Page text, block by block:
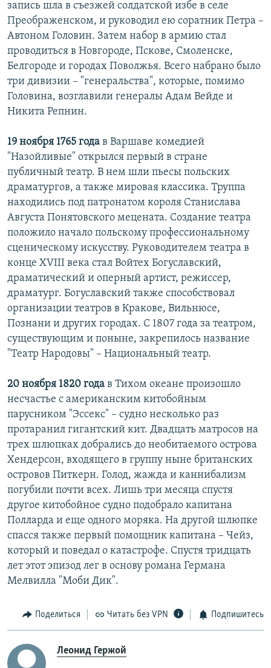
запись шла в съезжей солдатской избе в селе
Преображенском, и руководил ею соратник Петра –
Автоном Головин. Затем набор в армию стал
проводиться в Новгороде, Пскове, Смоленске,
Белгороде и городах Поволжья. Всего набрано было
три дивизии – "генеральства", которые, помимо
Головина, возглавили генералы Адам Вейде и
Никита Репнин.
19 ноября 1765 года в Варшаве комедией
"Назойливые" открылся первый в стране
публичный театр. В нем шли пьесы польских
драматургов, а также мировая классика. Труппа
находились под патронатом короля Станислава
Августа Понятовского мецената. Создание театра
положило начало польскому профессиональному
сценическому искусству. Руководителем театра в
конце XVIII века стал Войтех Богуславский,
драматический и оперный артист, режиссер,
драматург. Богуславский также способствовал
организации театров в Кракове, Вильнюсе,
Познани и других городах. С 1807 года за театром,
существующим и поныне, закрепилось название
"Театр Народовы" – Национальный театр.
20 ноября 1820 года в Тихом океане произошло
несчастье с американским китобойным
парусником "Эссекс" – судно несколько раз
протаранил гигантский кит. Двадцать матросов на
трех шлюпках добрались до необитаемого острова
Хендерсон, входящего в группу ныне британских
островов Питкерн. Голод, жажда и каннибализм
погубили почти всех. Лишь три месяца спустя
другое китобойное судно подобрало капитана
Полларда и еще одного моряка. На другой шлюпке
спасся также первый помощник капитана – Чейз,
который и поведал о катастрофе. Спустя тридцать
лет этот эпизод лег в основу романа Германа
Мелвилла "Моби Дик".
Поделиться Читать без VPN Подпишитесь
Леонид Гержой